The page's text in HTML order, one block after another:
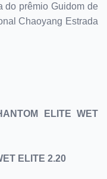
do prêmio Guidom de
Chaoyang Estrada
ELITE WET
ELITE 2.20